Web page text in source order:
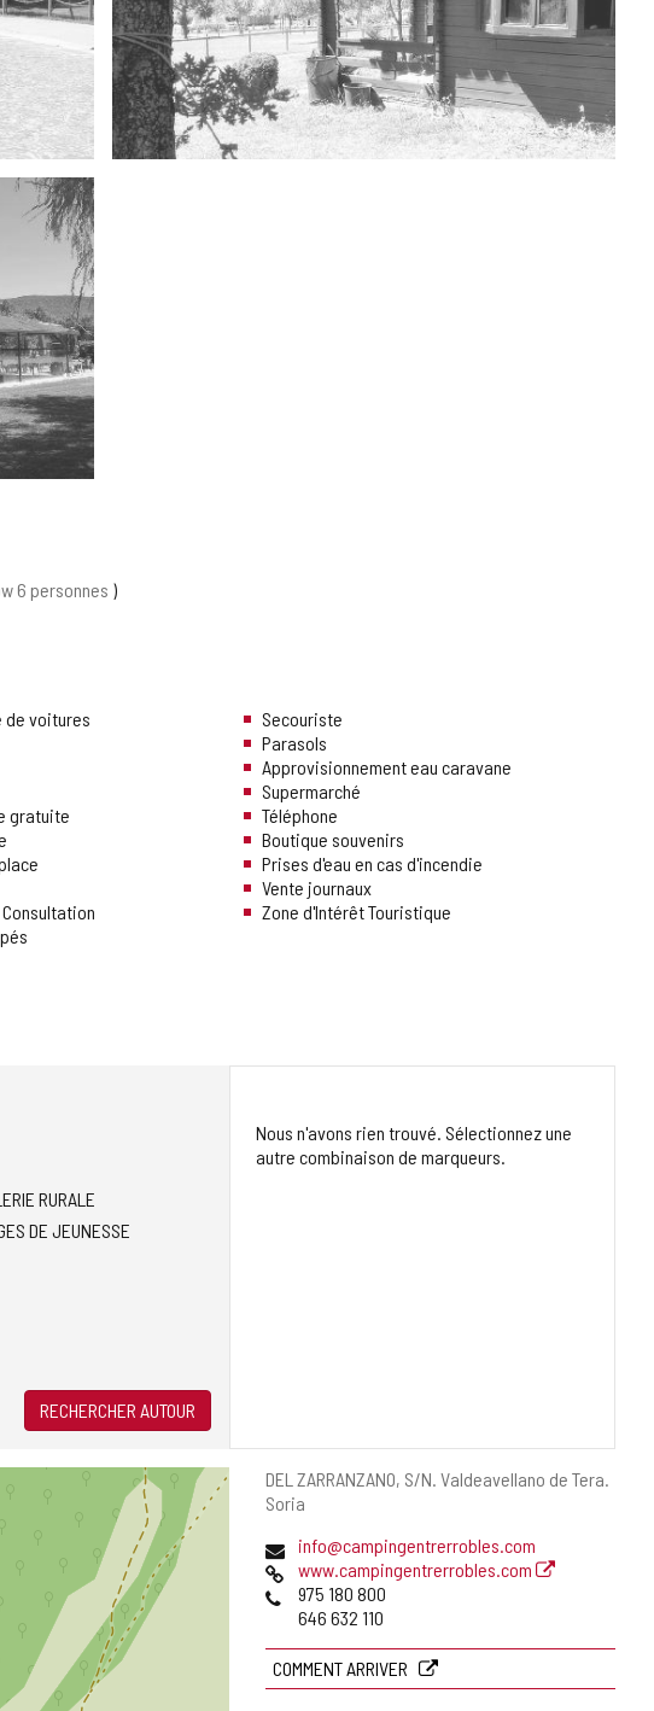
6 personnes
de voitures
gratuite
Secouriste
Parasols
Approvisionnement eau caravane
Supermarché
Téléphone
Boutique souvenirs
Prises d'eau en cas d'incendie
Vente journaux
Zone d'Intérêt Touristique
Adresse
postale
DEL ZARRANZANO, S/N. Valdeavellano de Tera.
Soria
Adresse
de
courrier
électronique
info@campingentrerrobles.com
Page
Web
www.campingentrerrobles.com
Téléphones
975 180 800
646 632 110
COMMENT ARRIVER
RURALE
DE JEUNESSE
RECHERCHER AUTOUR
Nous n'avons rien trouvé. Sélectionnez une
autre combinaison de marqueurs.